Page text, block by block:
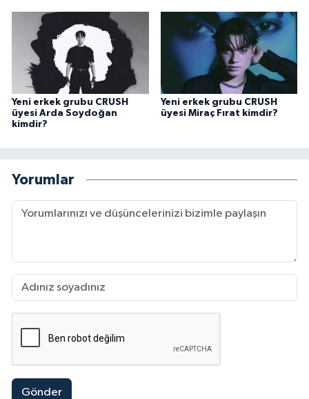
Yeni erkek grubu CRUSH
üyesi Arda Soydoğan
kimdir?
Yeni erkek grubu CRUSH
üyesi Miraç Fırat kimdir?
Yorumlar
Gönder